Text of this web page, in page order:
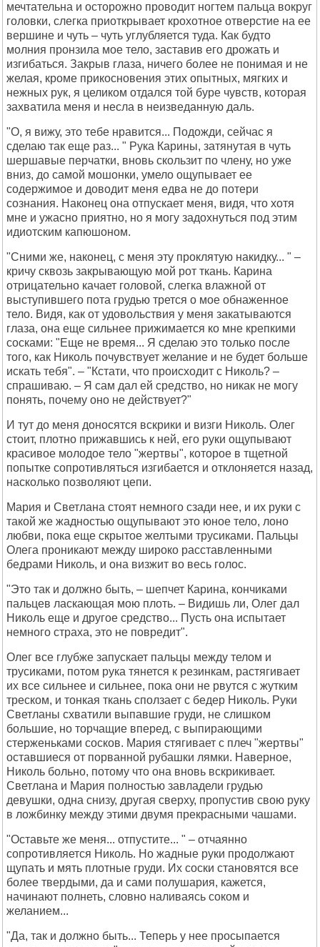
мечтательна и осторожно проводит ногтем пальца вокруг
головки, слегка приоткрывает крохотное отверстие на ее
вершине и чуть – чуть углубляется туда. Как будто
молния пронзила мое тело, заставив его дрожать и
изгибаться. Закрыв глаза, ничего более не понимая и не
желая, кроме прикосновения этих опытных, мягких и
нежных рук, я целиком отдался той буре чувств, которая
захватила меня и несла в неизведанную даль.
"О, я вижу, это тебе нравится... Подожди, сейчас я
сделаю так еще раз... " Рука Карины, затянутая в чуть
шершавые перчатки, вновь скользит по члену, но уже
вниз, до самой мошонки, умело ощупывает ее
содержимое и доводит меня едва не до потери
сознания. Наконец она отпускает меня, видя, что хотя
мне и ужасно приятно, но я могу задохнуться под этим
идиотским капюшоном.
"Сними же, наконец, с меня эту проклятую накидку... " –
кричу сквозь закрывающую мой рот ткань. Карина
отрицательно качает головой, слегка влажной от
выступившего пота грудью трется о мое обнаженное
тело. Видя, как от удовольствия у меня закатываются
глаза, она еще сильнее прижимается ко мне крепкими
сосками: "Еще не время... Я сделаю это только после
того, как Николь почувствует желание и не будет больше
искать тебя". – "Кстати, что происходит с Николь? –
спрашиваю. – Я сам дал ей средство, но никак не могу
понять, почему оно не действует?"
И тут до меня доносятся вскрики и визги Николь. Олег
стоит, плотно прижавшись к ней, его руки ощупывают
красивое молодое тело "жертвы", которое в тщетной
попытке сопротивляться изгибается и отклоняется назад,
насколько позволяют цепи.
Мария и Светлана стоят немного сзади нее, и их руки с
такой же жадностью ощупывают это юное тело, лоно
любви, пока еще скрытое желтыми трусиками. Пальцы
Олега проникают между широко расставленными
бедрами Николь, и она визжит во весь голос.
"Это так и должно быть, – шепчет Карина, кончиками
пальцев ласкающая мою плоть. – Видишь ли, Олег дал
Николь еще и другое средство... Пусть она испытает
немного страха, это не повредит".
Олег все глубже запускает пальцы между телом и
трусиками, потом рука тянется к резинкам, растягивает
их все сильнее и сильнее, пока они не рвутся с жутким
треском, и тонкая ткань сползает с бедер Николь. Руки
Светланы схватили выпавшие груди, не слишком
большие, но торчащие вперед, с выпирающими
стерженьками сосков. Мария стягивает с плеч "жертвы"
оставшиеся от порванной рубашки лямки. Наверное,
Николь больно, потому что она вновь вскрикивает.
Светлана и Мария полностью завладели грудью
девушки, одна снизу, другая сверху, пропустив свою руку
в ложбинку между этими двумя прекрасными чашами.
"Оставьте же меня... отпустите... " – отчаянно
сопротивляется Николь. Но жадные руки продолжают
щупать и мять плотные груди. Их соски становятся все
более твердыми, да и сами полушария, кажется,
начинают полнеть, словно наливаясь соком и
желанием...
"Да, так и должно быть... Теперь у нее просыпается